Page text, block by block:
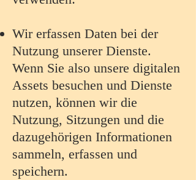
Wir erfassen Daten bei der
Nutzung unserer Dienste.
Wenn Sie also unsere digitalen
Assets besuchen und Dienste
nutzen, können wir die
Nutzung, Sitzungen und die
dazugehörigen Informationen
sammeln, erfassen und
speichern.